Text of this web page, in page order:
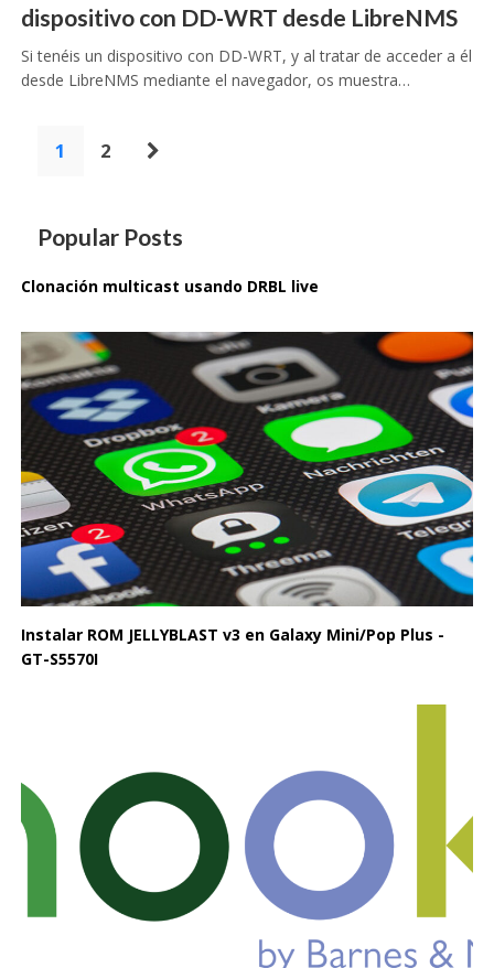
dispositivo con DD-WRT desde LibreNMS
Si tenéis un dispositivo con DD-WRT, y al tratar de acceder a él
desde LibreNMS mediante el navegador, os muestra…
Paginación
1 2
Popular Posts
Clonación multicast usando DRBL live
Instalar ROM JELLYBLAST v3 en Galaxy Mini/Pop Plus -
GT-S5570I